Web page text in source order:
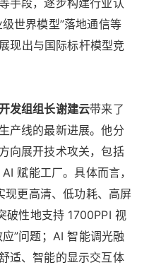
世界模型”落地通信等
现出与国际标杆模型竞
发组组长谢建云带来了
产线的最新进展。他分
向展开技术攻关，包括
赋能工厂。具体而言，
现更高清、低功耗、高屏
破性地支持 1700PPI 视
”问题；AI 智能调光融
适、智能的显示交互体